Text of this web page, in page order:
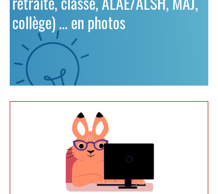
collège) ... en photos